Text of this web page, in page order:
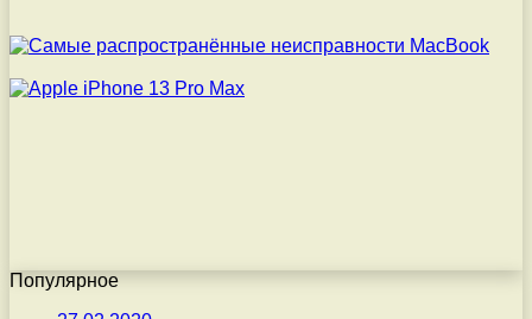
Популярное